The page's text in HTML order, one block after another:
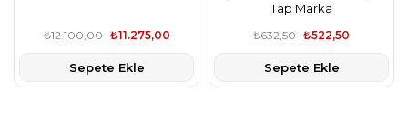
₺11.275,00
₺12.100,00
Sepete Ekle
Tap Marka
₺522,50
₺632,50
Sepete Ekle